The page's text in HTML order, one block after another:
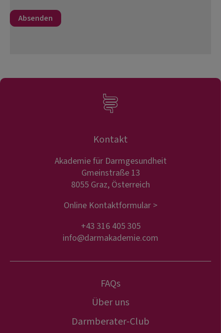
Kontakt
Akademie für Darmgesundheit
Gmeinstraße 13
8055 Graz, Österreich
Online Kontaktformular >
+43 316 405 305
info@darmakademie.com
FAQs
Über uns
Darmberater-Club